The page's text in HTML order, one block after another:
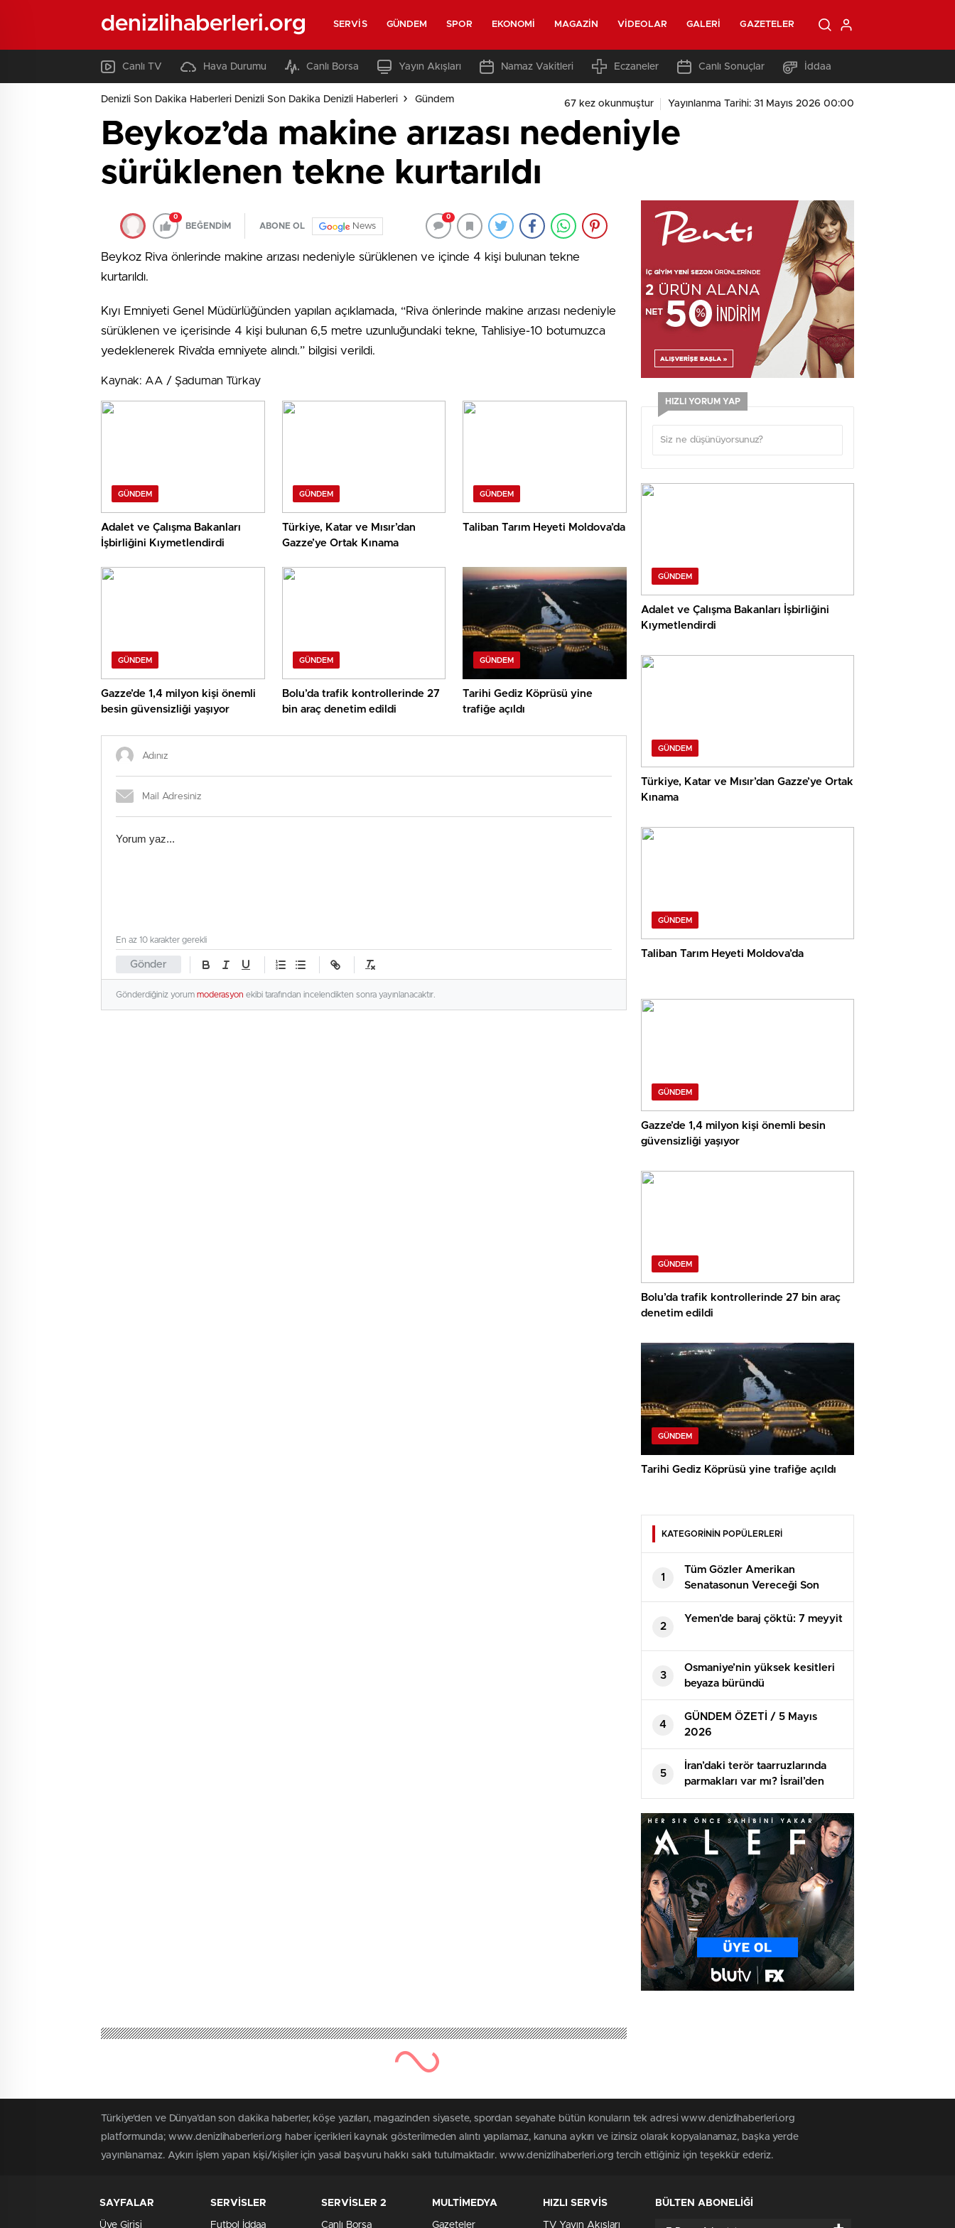
denizlihaberleri.org SERVIS GÜNDEM SPOR EKONOMI MAGAZIN VIDEOLAR GALERI GAZETELER
Canlı TV Hava Durumu Canlı Borsa Yayın Akışları Namaz Vakitleri Eczaneler Canlı Sonuçlar İddaa
Denizli Son Dakika Haberleri Denizli Son Dakika Denizli Haberleri Gündem 67 kez okunmuştur Yayınlanma Tarihi: 31 Mayıs 2026 00:00
Beykoz’da makine arızası nedeniyle
sürüklenen tekne kurtarıldı
0
BEĞENDİM ABONE OL News
0
Beykoz Riva önlerinde makine arızası nedeniyle sürüklenen ve içinde 4 kişi bulunan tekne
kurtarıldı.
Kıyı Emniyeti Genel Müdürlüğünden yapılan açıklamada, “Riva önlerinde makine arızası nedeniyle
sürüklenen ve içerisinde 4 kişi bulunan 6,5 metre uzunluğundaki tekne, Tahlisiye-10 botumuzca
yedeklenerek Riva’da emniyete alındı.” bilgisi verildi.
Kaynak: AA / Şaduman Türkay
GÜNDEM
Adalet ve Çalışma Bakanları
İşbirliğini Kıymetlendirdi
GÜNDEM
Türkiye, Katar ve Mısır’dan
Gazze’ye Ortak Kınama
GÜNDEM
Taliban Tarım Heyeti Moldova’da
GÜNDEM
Gazze’de 1,4 milyon kişi önemli
besin güvensizliği yaşıyor
GÜNDEM
Bolu’da trafik kontrollerinde 27
bin araç denetim edildi
GÜNDEM
Tarihi Gediz Köprüsü yine
trafiğe açıldı
Gönder
En az 10 karakter gerekli
Gönderdiğiniz yorum moderasyon ekibi tarafından incelendikten sonra yayınlanacaktır.
HIZLI YORUM YAP
GÜNDEM
Adalet ve Çalışma Bakanları İşbirliğini
Kıymetlendirdi
GÜNDEM
Türkiye, Katar ve Mısır’dan Gazze’ye Ortak
Kınama
GÜNDEM
Taliban Tarım Heyeti Moldova’da
GÜNDEM
Gazze’de 1,4 milyon kişi önemli besin
güvensizliği yaşıyor
GÜNDEM
Bolu’da trafik kontrollerinde 27 bin araç
denetim edildi
GÜNDEM
Tarihi Gediz Köprüsü yine trafiğe açıldı
KATEGORİNİN POPÜLERLERİ
1
Tüm Gözler Amerikan
Senatasonun Vereceği Son
Kararda
2
Yemen’de baraj çöktü: 7 meyyit
3
Osmaniye’nin yüksek kesitleri
beyaza büründü
4
GÜNDEM ÖZETİ / 5 Mayıs
2026
5
İran’daki terör taarruzlarında
parmakları var mı? İsrail’den
birinci açıklama geldi
Türkiye'den ve Dünya’dan son dakika haberler, köşe yazıları, magazinden siyasete, spordan seyahate bütün konuların tek adresi www.denizlihaberleri.org
platformunda; www.denizlihaberleri.org haber içerikleri kaynak gösterilmeden alıntı yapılamaz, kanuna aykırı ve izinsiz olarak kopyalanamaz, başka yerde
yayınlanamaz. Aykırı işlem yapan kişi/kişiler için yasal başvuru hakkı saklı tutulmaktadır. www.denizlihaberleri.org tercih ettiğiniz için teşekkür ederiz.
SAYFALAR
Üye Girişi
SERVİSLER
Futbol İddaa
SERVİSLER 2
Canlı Borsa
MULTİMEDYA
Gazeteler
HIZLI SERVİS
TV Yayın Akışları
BÜLTEN ABONELİĞİ